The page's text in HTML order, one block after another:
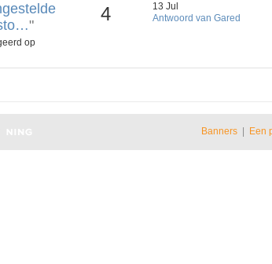
"
op
4
13 Jul
Antwoord van Gared
Banners Een